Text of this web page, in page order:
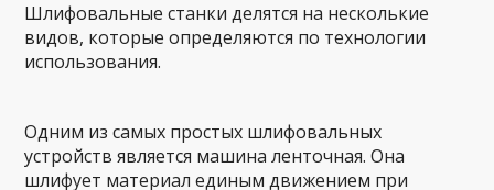
Шлифовальные станки делятся на несколькие
видов, которые определяются по технологии
использования.
Одним из самых простых шлифовальных
устройств является машина ленточная. Она
шлифует материал единым движением при